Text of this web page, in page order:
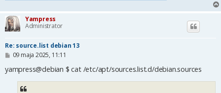
Yampress
Administrator
Re: source.list debian 13
P
s
09 maja 2025, 11:11
yampress@debian $ cat /etc/apt/sources.list.d/debian.sources